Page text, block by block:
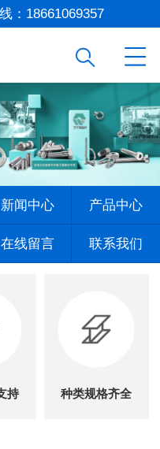
： 18661069357
新闻中心 产品中心
在线留言 联系我们
持 种类规格齐全